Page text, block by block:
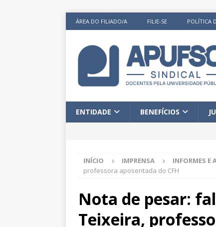
ÁREA DO FILIADO/A FILIE-SE POLÍTICA
ENTIDADE BENEFÍCIOS
INÍCIO IMPRENSA INFORMES E
professora aposentada do CFH
Nota de pesar:
Teixeira,